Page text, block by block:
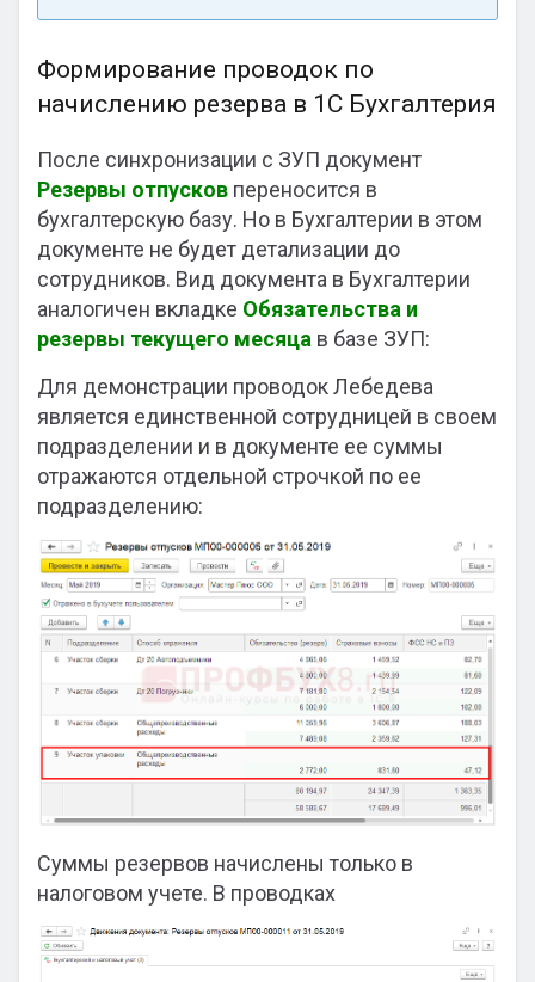
Формирование проводок по
начислению резерва в 1С Бухгалтерия
После синхронизации с ЗУП документ
Резервы отпусков переносится в
бухгалтерскую базу. Но в Бухгалтерии в этом
документе не будет детализации до
сотрудников. Вид документа в Бухгалтерии
аналогичен вкладке Обязательства и
резервы текущего месяца в базе ЗУП:
Для демонстрации проводок Лебедева
является единственной сотрудницей в своем
подразделении и в документе ее суммы
отражаются отдельной строчкой по ее
подразделению:
Суммы резервов начислены только в
налоговом учете. В проводках